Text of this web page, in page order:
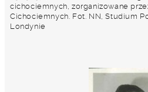
cichociemnych, zorganizowane
Cichociemnych. Fot. NN, Studium
Londynie